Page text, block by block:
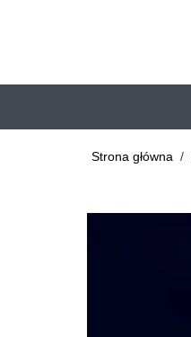
Strona główna /